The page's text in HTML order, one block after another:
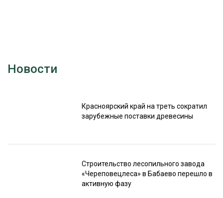
Новости
Красноярский край на треть сократил
зарубежные поставки древесины
Строительство лесопильного завода
«Череповецлеса» в Бабаево перешло в
активную фазу